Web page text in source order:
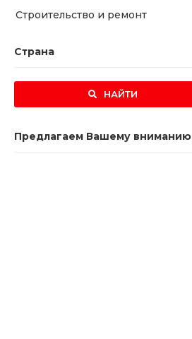
Строительство и ремонт
Страна
НАЙТИ
Предлагаем Вашему вниманию